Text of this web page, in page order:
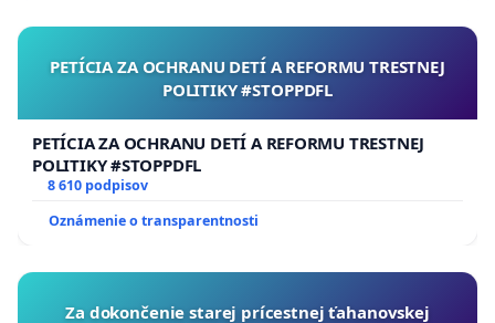
Pri zavádzaní príspevkov na udržanie
zamestnanosti sa ten istý minister, aj ďalší
predstavitelia vlády, vyhovárali na nutnosť
notifikácie štátnej pomoci Európskej komisii, hoci
pri plošnom zvedení kurzarbeitu by notifikácia
nebola potrebná.
Dnes sa vládni predstavitelia rovnako vyhovárajú
na notifikačné povinnosti voči Európskej komisii
PETÍCIA ZA OCHRANU DETÍ A REFORMU TRESTNEJ
POLITIKY #STOPPDFL
PETÍCIA ZA OCHRANU DETÍ A REFORMU TRESTNEJ
POLITIKY #STOPPDFL
8 610 podpisov
Oznámenie o transparentnosti
Za dokončenie starej prícestnej ťahanovskej